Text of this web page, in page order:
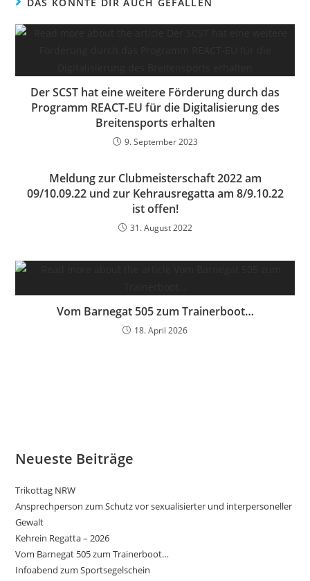
Der SCST hat eine weitere Förderung durch das
Programm REACT-EU für die Digitalisierung des
Breitensports erhalten
9. September 2023
Meldung zur Clubmeisterschaft 2022 am
09/10.09.22 und zur Kehrausregatta am 8/9.10.22
ist offen!
31. August 2022
Vom Barnegat 505 zum Trainerboot…
18. April 2026
Neueste Beiträge
Trikottag NRW
Ansprechperson zum Schutz vor sexualisierter und interpersoneller
Gewalt
Kehrein Regatta – 2026
Vom Barnegat 505 zum Trainerboot…
Infoabend zum Sportsegelschein